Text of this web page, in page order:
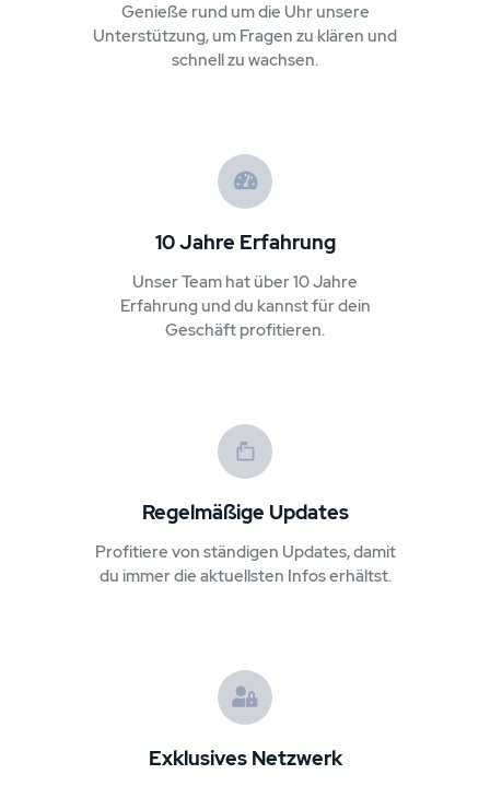
Genieße rund um die Uhr unsere
Unterstützung, um Fragen zu klären und
schnell zu wachsen.
10 Jahre Erfahrung
Unser Team hat über 10 Jahre
Erfahrung und du kannst für dein
Geschäft profitieren.
Regelmäßige Updates
Profitiere von ständigen Updates, damit
du immer die aktuellsten Infos erhältst.
Exklusives Netzwerk